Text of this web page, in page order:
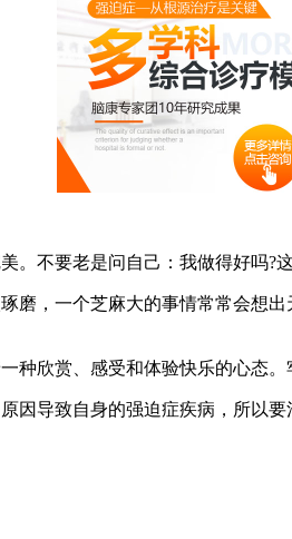
不要老是问自己：我做得好吗?
，一个芝麻大的事情常常会想
欣赏、感受和体验快乐的心态。
导致自身的强迫症疾病，所以